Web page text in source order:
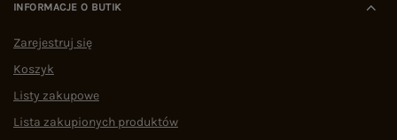
INFORMACJE O BUTIK
Zarejestruj się
Koszyk
Listy zakupowe
Lista zakupionych produktów